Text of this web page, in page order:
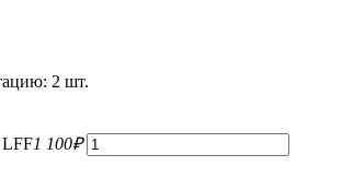
2 шт.
LFF1 100₽